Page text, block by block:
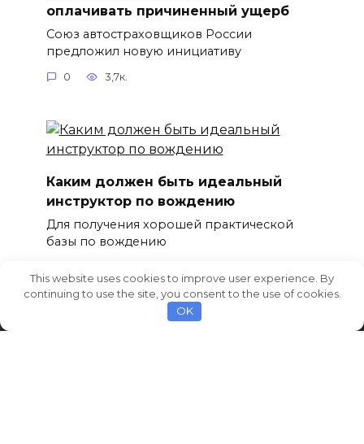
оплачивать причиненный ущерб
Союз автостраховщиков России
предложил новую инициативу
0 3,7к.
Каким должен быть идеальный
инструктор по вождению
Для получения хорошей практической
базы по вождению
This website uses cookies to improve user experience. By
continuing to use the site, you consent to the use of cookies.
OK